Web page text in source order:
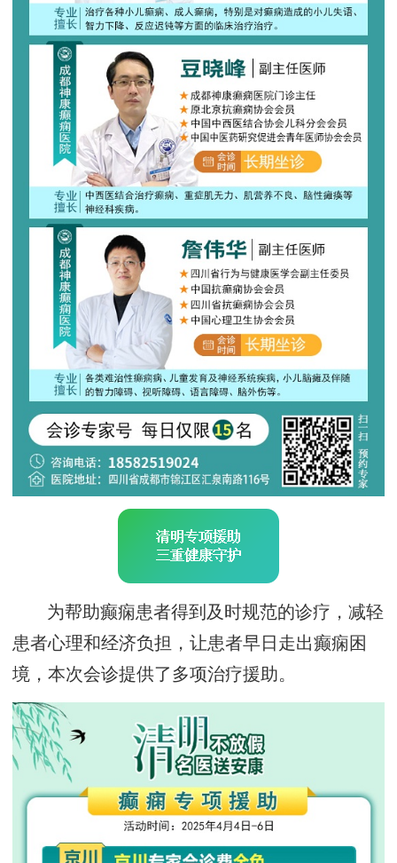
为帮助癫痫患者得到及时规范的诊疗，减轻
患者心理和经济负担，让患者早日走出癫痫困
境，本次会诊提供了多项治疗援助。